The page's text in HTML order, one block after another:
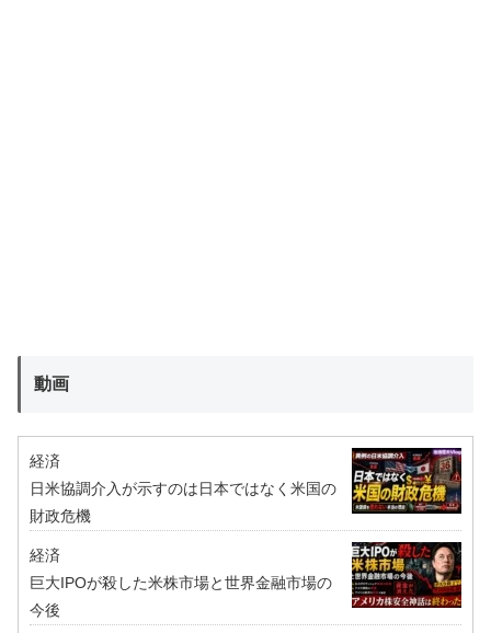
動画
経済
日米協調介入が示すのは日本ではなく米国の
財政危機
経済
巨大IPOが殺した米株市場と世界金融市場の
今後